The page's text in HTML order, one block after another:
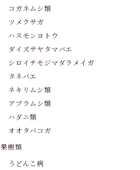
コガネムシ類
ツメクサガ
ハスモンヨトウ
ダイズサヤタマバエ
シロイチモジマダラメイガ
タネバエ
ネキリムシ類
アブラムシ類
ハダニ類
オオタバコガ
果樹類
うどんこ病